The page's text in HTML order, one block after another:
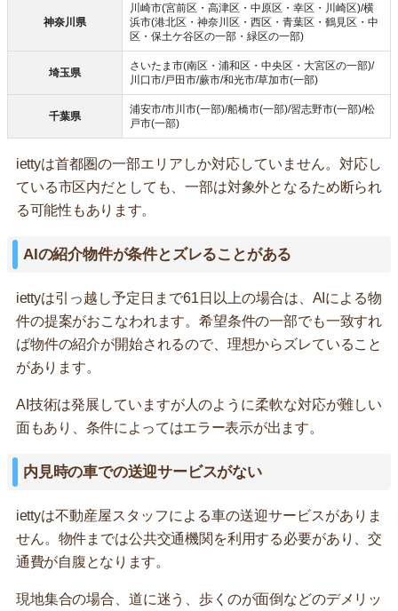
神奈川県
川崎市(宮前区・高津区・中原区・幸区・川崎区)/横
浜市(港北区・神奈川区・西区・青葉区・鶴見区・中
区・保土ケ谷区の一部・緑区の一部)
埼玉県
さいたま市(南区・浦和区・中央区・大宮区の一部)/
川口市/戸田市/蕨市/和光市/草加市(一部)
千葉県
浦安市/市川市(一部)/船橋市(一部)/習志野市(一部)/松
戸市(一部)
iettyは首都圏の一部エリアしか対応していません。対応し
ている市区内だとしても、一部は対象外となるため断られ
る可能性もあります。
AIの紹介物件が条件とズレることがある
iettyは引っ越し予定日まで61日以上の場合は、AIによる物
件の提案がおこなわれます。希望条件の一部でも一致すれ
ば物件の紹介が開始されるので、理想からズレていること
があります。
AI技術は発展していますが人のように柔軟な対応が難しい
面もあり、条件によってはエラー表示が出ます。
内見時の車での送迎サービスがない
iettyは不動産屋スタッフによる車の送迎サービスがありま
せん。物件までは公共交通機関を利用する必要があり、交
通費が自腹となります。
現地集合の場合、道に迷う、歩くのが面倒などのデメリッ